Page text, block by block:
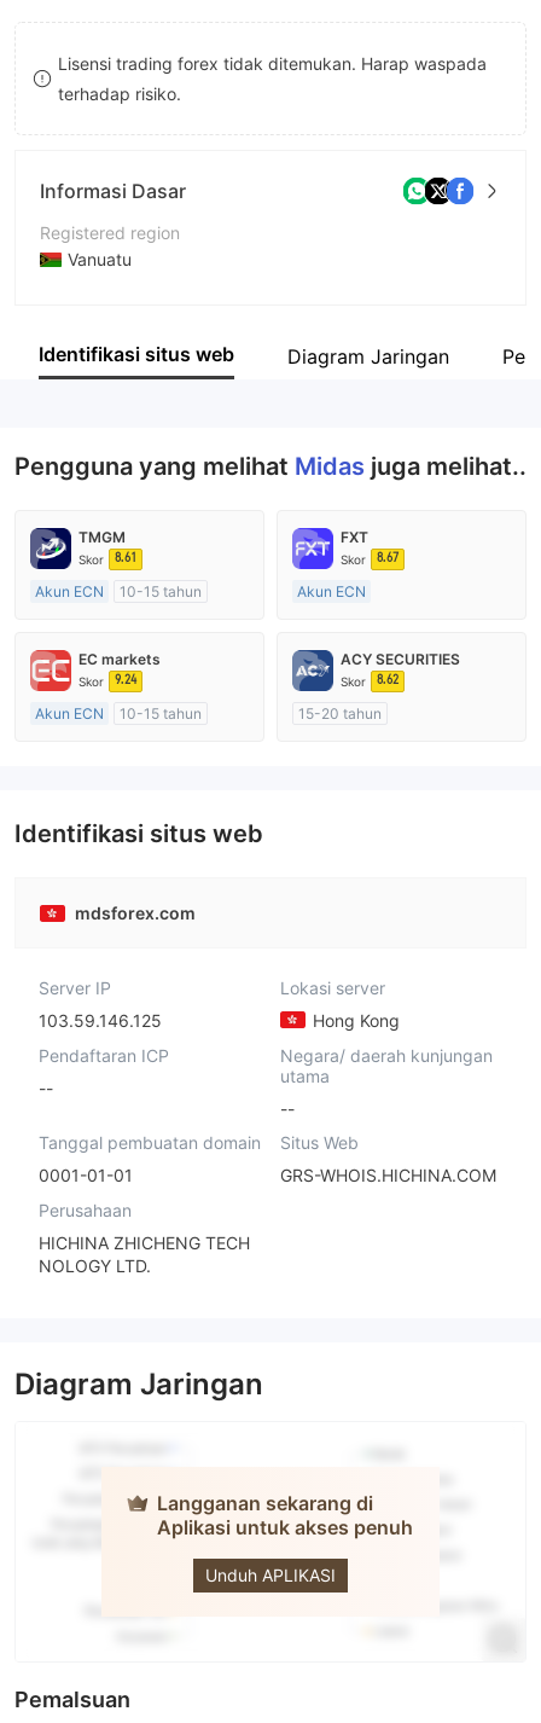
8
9
8
9
Lisensi trading forex tidak ditemukan. Harap waspada
terhadap risiko.
Informasi Dasar
Registered region
Vanuatu
Nama perusahaan
Identifikasi situs web Diagram Jaringan
Pengguna yang melihat Midas juga melihat..
TMGM
Skor 8.61
Akun ECN
10-15 tahun
Market Maker (MM)
Lisensi Penuh MT4
FXT
Skor 8.67
Akun ECN
Diatur di Australia
Market Maker (MM)
EC markets
Skor 9.24
Akun ECN
10-15 tahun
ACY SECURITIES
Skor 8.62
15-20 tahun
Identifikasi situs web
mdsforex.com
Server IP
103.59.146.125
Lokasi server
Hong Kong
Pendaftaran ICP
--
Negara/ daerah kunjungan
utama
--
Tanggal pembuatan domain
0001-01-01
Situs Web
GRS-WHOIS.HICHINA.COM
Perusahaan
HICHINA ZHICHENG TECH
NOLOGY LTD.
Diagram Jaringan
Langganan sekarang di
Aplikasi untuk akses penuh
Unduh APLIKASI
Midas
Pemalsuan